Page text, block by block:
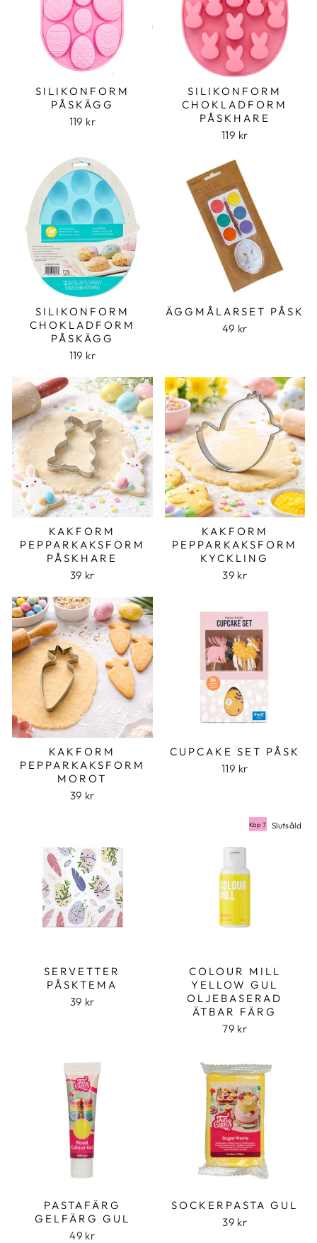
SILIKONFORM
PÅSKÄGG
119 kr
SILIKONFORM
CHOKLADFORM
PÅSKHARE
119 kr
SILIKONFORM
CHOKLADFORM
PÅSKÄGG
119 kr
ÄGGMÅLARSET PÅSK
49 kr
KAKFORM
PEPPARKAKSFORM
PÅSKHARE
39 kr
KAKFORM
PEPPARKAKSFORM
KYCKLING
39 kr
KAKFORM
PEPPARKAKSFORM
MOROT
39 kr
CUPCAKE SET PÅSK
119 kr
SERVETTER
PÅSKTEMA
39 kr
Slutsåld
Köp 7 betala för 6
Köp 7 betala för 6
COLOUR MILL
YELLOW GUL
OLJEBASERAD
ÄTBAR FÄRG
79 kr
PASTAFÄRG
GELFÄRG GUL
49 kr
SOCKERPASTA GUL
39 kr